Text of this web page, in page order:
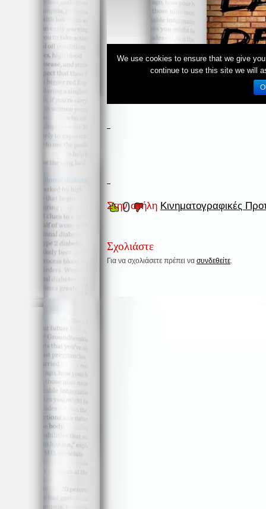
Στην στήλη Κινηματογραφικές
0
Σχολιάστε
Για να σχολιάσετε πρέπει να συνδεθείτε.